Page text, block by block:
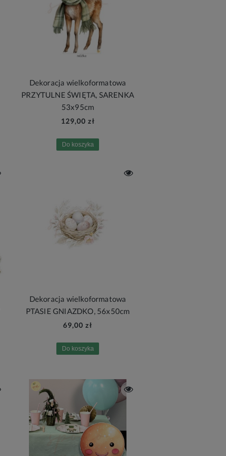
Dekoracja wielkoformatowa
PRZYTULNE ŚWIĘTA, SARENKA
53x95cm
129,00 zł
Do koszyka
Dekoracja wielkoformatowa
PTASIE GNIAZDKO, 56x50cm
69,00 zł
Do koszyka